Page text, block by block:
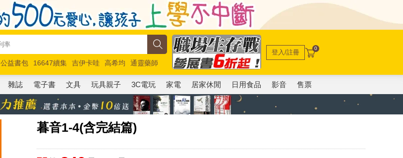
公益書包 16647續集 吉伊卡哇 高希均
通靈藥師
馬斯克 玩具總動員5 超慢跑
登入/註冊 0
雜誌 電子書 文具 玩具親子 3C電玩 家電 居家休閒 日用食品 影音 售票
暮音1-4(含完結篇)